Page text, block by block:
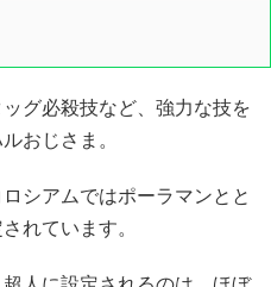
グ必殺技など、強力な技を
おじさま。
シアムではポーラマンとと
れています。